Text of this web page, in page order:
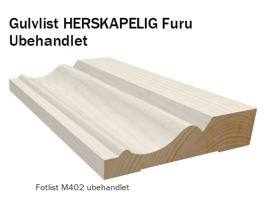
Gulvlist HERSKAPELIG Furu
Ubehandlet
Fotlist M402 ubehandlet